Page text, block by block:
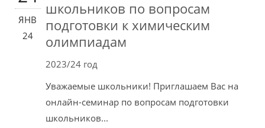
ЯНВ
24
школьников по вопросам
подготовки к химическим
олимпиадам
2023/24 год
Уважаемые школьники! Приглашаем Вас на
онлайн-семинар по вопросам подготовки
школьников...